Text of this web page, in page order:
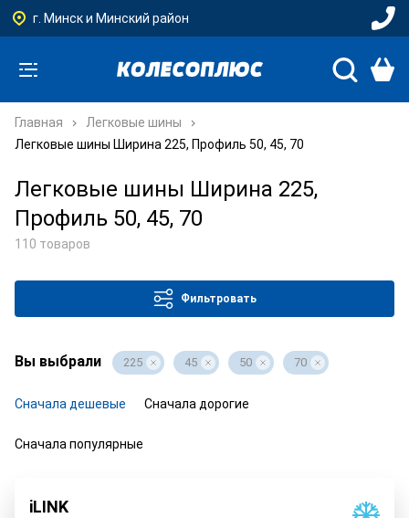
г. Минск и Минский район
Главная
Легковые шины
Легковые шины Ширина 225, Профиль 50, 45, 70
Легковые шины Ширина 225,
Профиль 50, 45, 70
110 товаров
Фильтровать
Вы выбрали 225 45 50 70
Сначала дешевые Сначала дорогие
Сначала популярные
iLINK